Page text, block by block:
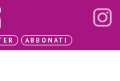
ABBONATI